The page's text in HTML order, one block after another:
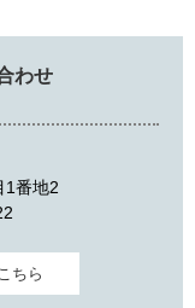
わせ
1番地2
ちら